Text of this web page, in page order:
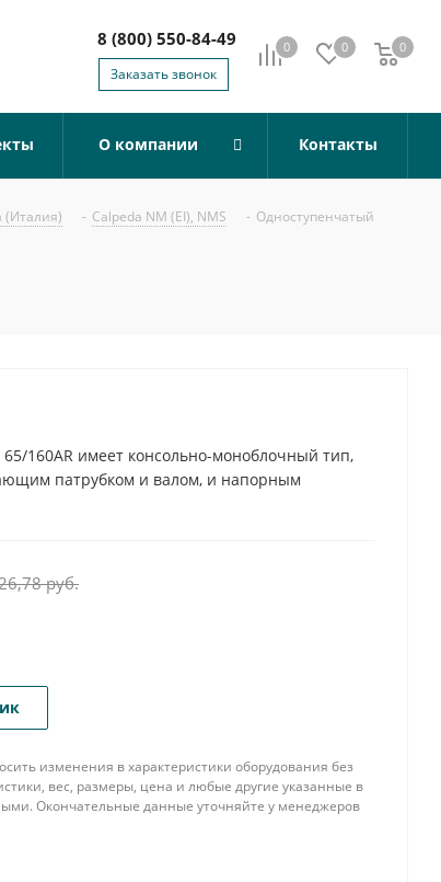
0 0 0
0
8 (800) 550-84-49
Заказать звонок
О компании Контакты
(Италия) - Calpeda NM (EI), NMS - Одноступенчатый
160AR имеет консольно-моноблочный тип,
патрубком и валом, и напорным
руб.
изменения в характеристики оборудования без
вес, размеры, цена и любые другие указанные в
Окончательные данные уточняйте у менеджеров